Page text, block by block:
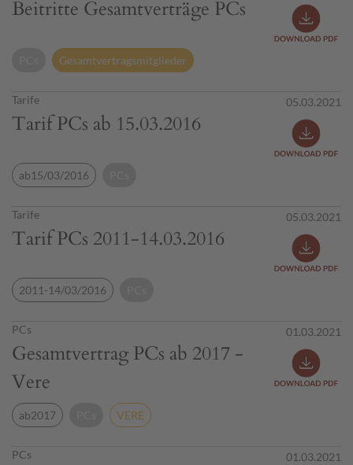
Beitritte Gesamtverträge PCs
Gesamtvertragsmitglieder
Tarife
Tarif PCs ab 15.03.2016
05.03.2021
ab15/03/2016
Tarife
Tarif PCs 2011-14.03.2016
05.03.2021
2011-14/03/2016
PCs
Gesamtvertrag PCs ab 2017 -
Vere
01.03.2021
ab2017 VERE
PCs 01.03.2021